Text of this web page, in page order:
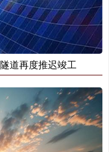
道再度推迟竣工